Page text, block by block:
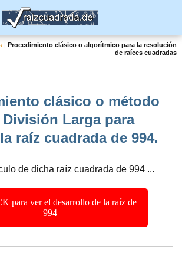
|Procedimiento clásico o algorítmico para la resolución
de raíces cuadradas
clásico o método
División Larga para
raíz cuadrada de 994.
de dicha raíz cuadrada de 994 ...
para ver el desarrollo de la raíz de
994